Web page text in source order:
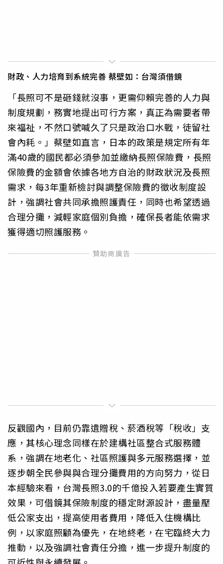
財政、人力培育到系統完善 蔡壁如：台灣須借鏡
「長照可不是砸錢就沒事，更需仰賴完善的人力與
制度規劃，務實地提出可行方案，真正為需要者帶
來福祉，不然口號喊久了只是政治口水戰，徒留社
會內耗。」蔡壁如直言，日本的政策是規定所有年
滿40歲的國民都必須參加並繳納長照保險費，長照
保險費的金額會依據各地方自治的財政狀況及長照
需求，每3年重新檢討與調整保險費的徵收制度設
計，強調社會共同承擔照護責任，同時也希望透過
合理分攤，減輕家庭個別負擔，確保長者能依需求
獲得適切照護服務。
反觀國內，目前仍靠遺贈稅、菸酒稅等「稅收」支
應，其核心理念同樣在於建構社區整合式服務體
系，強調在地老化、社區照護與多元服務選擇，並
逐步朝全民參與與合理分攤費用的方向努力，從日
本經驗來看，台灣長照3.0的千億投入若要產生實質
效果，可借鏡其保險制度的穩定財源設計，盡量壓
低公家支出，提高使用者費用，降低入住機構比
例，以家庭照顧為優先，在地終老，在宅臨終大力
推動，以及強調社會責任分擔，進一步提升制度的